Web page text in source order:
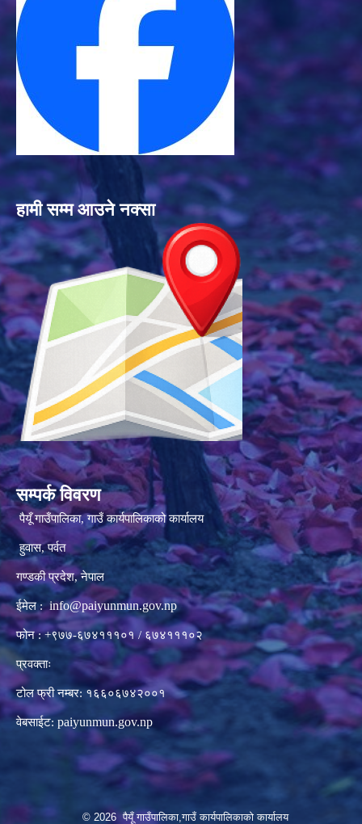
हामी सम्म आउने नक्सा
सम्पर्क विवरण
पैयूँ गाउँपालिका, गाउँ कार्यपालिकाको कार्यालय
हुवास, पर्वत
गण्डकी प्रदेश, नेपाल
ईमेल : info@paiyunmun.gov.np
फोन : +९७७-६७४१११०१ / ६७४१११०२
प्रवक्ताः
टोल फ्री नम्बर: १६६०६७४२००१
वेबसाईट: paiyunmun.gov.np
© 2026 पैयूँ गाउँपालिका,गाउँ कार्यपालिकाको कार्यालय